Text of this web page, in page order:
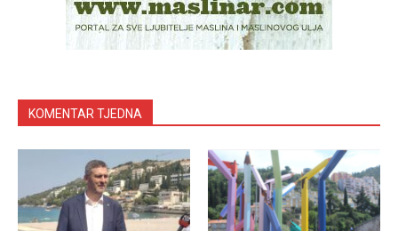
KOMENTAR TJEDNA